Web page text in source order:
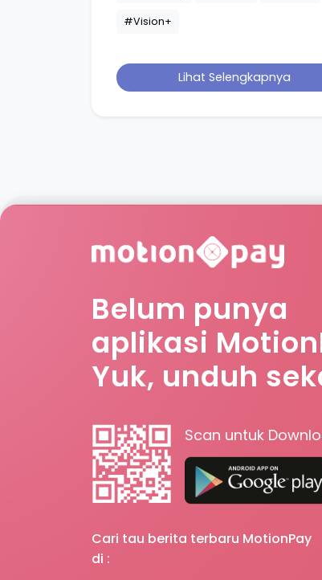
#Vision+
Lihat Selengkapnya
Belum punya
aplikasi
Yuk, unduh
Scan untuk
Cari tau berita terbaru MotionPay
di :